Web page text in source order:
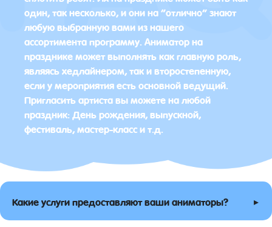
один, так несколько, и они на “отлично” знают
любую выбранную вами из нашего
ассортимента программу. Аниматор на
празднике может выполнять как главную роль,
являясь хедлайнером, так и второстепенную,
если у мероприятия есть основной ведущий.
Пригласить артиста вы можете на любой
праздник: День рождения, выпускной,
фестиваль, мастер-класс и т.д.
Какие услуги предоставляют ваши аниматоры? ▸